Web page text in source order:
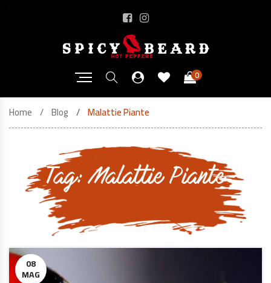
0
Home Blog Malattie Piante
Tag:Malattie Piante
08
MAG